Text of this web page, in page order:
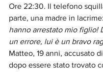
Ore 22:30. Il telefono
parte, una madre in lacrime:
hanno arrestato mio figlio!
un errore, lui è un bravo
Matteo, 19 anni, accusato
dopo essere stato trovato